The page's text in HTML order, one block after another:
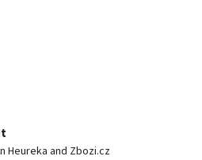
Heureka and Zbozi.cz